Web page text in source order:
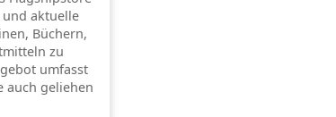
aktuelle
Büchern,
zu
umfasst
auch geliehen